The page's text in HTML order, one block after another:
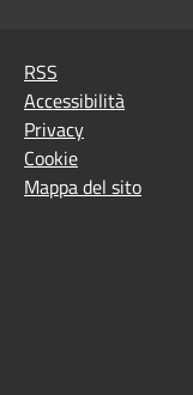
RSS
Accessibilità
Privacy
Cookie
Mappa del sito